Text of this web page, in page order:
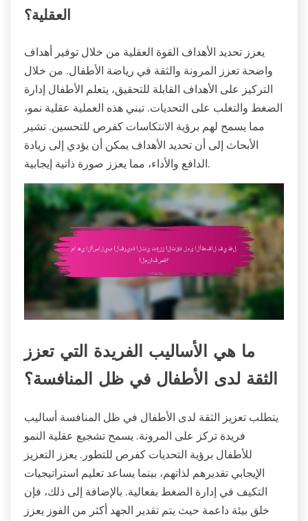
العقلية؟
يعزز تحديد الأهداف القوة العقلية من خلال توفير أهداف
واضحة تعزز المرونة والثقة في رياضة الأطفال. من خلال
التركيز على الأهداف القابلة للتحقيق، يتعلم الأطفال إدارة
الضغط والتغلب على التحديات. تبني هذه العملية عقلية نمو،
مما يسمح لهم برؤية الانتكاسات كفرص للتحسين. تشير
الأبحاث إلى أن تحديد الأهداف يمكن أن يؤدي إلى زيادة
الدافع والأداء، مما يعزز صورة ذاتية إيجابية.
ما هي الأساليب الفريدة التي تعزز
الثقة لدى الأطفال في ظل المنافسة؟
يتطلب تعزيز الثقة لدى الأطفال في ظل المنافسة أساليب
فريدة تركز على المرونة. يسمح تشجيع عقلية النمو
للأطفال برؤية التحديات كفرص للتطور. يعزز التعزيز
الإيجابي تقديرهم لذاتهم، بينما يساعد تعليم استراتيجيات
التكيف في إدارة الضغط بفعالية. بالإضافة إلى ذلك، فإن
خلق بيئة داعمة حيث يتم تقدير الجهد أكثر من الفوز يعزز